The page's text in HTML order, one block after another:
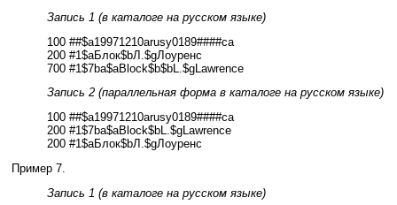
Запись 1 (в каталоге на русском языке)
100 ##$a19971210arusy0189####ca
200 #1$aБлок$bЛ.$gЛоуренс
700 #1$7ba$aBlock$b$bL.$gLawrence
Запись 2 (параллельная форма в каталоге на русском языке)
100 ##$a19971210arusy0189####ca
200 #1$7ba$aBlock$bL.$gLawrence
200 #1$aБлок$bЛ.$gЛоуренс
Пример 7.
Запись 1 (в каталоге на русском языке)